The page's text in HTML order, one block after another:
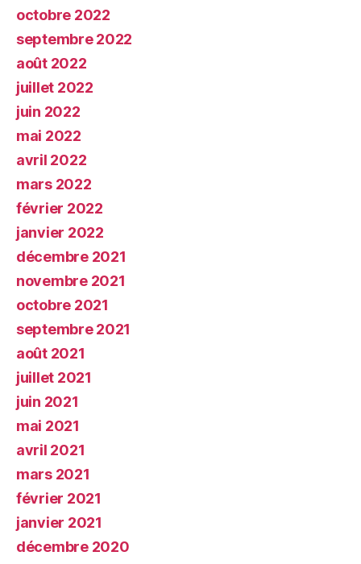
octobre 2022
septembre 2022
août 2022
juillet 2022
juin 2022
mai 2022
avril 2022
mars 2022
février 2022
janvier 2022
décembre 2021
novembre 2021
octobre 2021
septembre 2021
août 2021
juillet 2021
juin 2021
mai 2021
avril 2021
mars 2021
février 2021
janvier 2021
décembre 2020